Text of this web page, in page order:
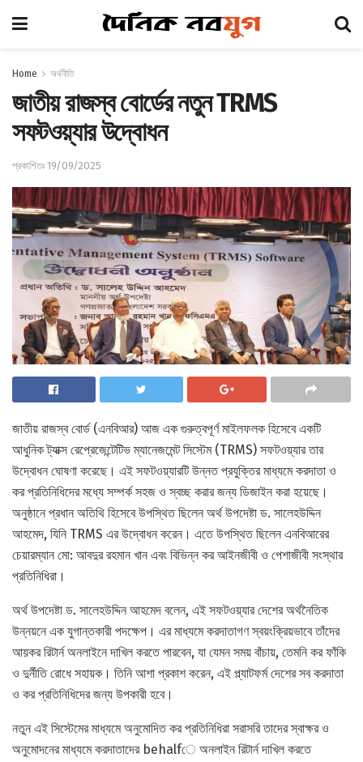
Home অর্থনীতি
জাতীয় রাজস্ব বোর্ডের নতুন TRMS
সফটওয়্যার উদ্বোধন
প্রকাশিতঃ 19/09/2025
জাতীয় রাজস্ব বোর্ড (এনবিআর) আজ এক গুরুত্বপূর্ণ মাইলফলক হিসেবে একটি
আধুনিক ট্যাক্স রেপ্রেজেন্টেটিভ ম্যানেজমেন্ট সিস্টেম (TRMS) সফটওয়্যার তার
উদ্বোধন ঘোষণা করেছে। এই সফটওয়্যারটি উন্নত প্রযুক্তির মাধ্যমে করদাতা ও
কর প্রতিনিধিদের মধ্যে সম্পর্ক সহজ ও স্বচ্ছ করার জন্য ডিজাইন করা হয়েছে।
অনুষ্ঠানে প্রধান অতিথি হিসেবে উপস্থিত ছিলেন অর্থ উপদেষ্টা ড. সালেহউদ্দিন
আহমেদ, যিনি TRMS এর উদ্বোধন করেন। এতে উপস্থিত ছিলেন এনবিআরের
চেয়ারম্যান মো: আবদুর রহমান খান এবং বিভিন্ন কর আইনজীবী ও পেশাজীবী সংস্থার
প্রতিনিধিরা।
অর্থ উপদেষ্টা ড. সালেহউদ্দিন আহমেদ বলেন, এই সফটওয়্যার দেশের অর্থনৈতিক
উন্নয়নে এক যুগান্তকারী পদক্ষেপ। এর মাধ্যমে করদাতাগণ স্বয়ংক্রিয়ভাবে তাঁদের
আয়কর রিটার্ন অনলাইনে দাখিল করতে পারবেন, যা যেমন সময় বাঁচায়, তেমনি কর ফাঁকি
ও দুর্নীতি রোধে সহায়ক। তিনি আশা প্রকাশ করেন, এই প্ল্যাটফর্ম দেশের সব করদাতা
ও কর প্রতিনিধিদের জন্য উপকারী হবে।
নতুন এই সিস্টেমের মাধ্যমে অনুমোদিত কর প্রতিনিধিরা সরাসরি তাদের স্বাক্ষর ও
অনুমোদনের মাধ্যমে করদাতাদের behalfে অনলাইন রিটার্ন দাখিল করতে